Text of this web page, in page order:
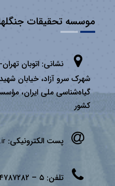
موسسه تحقیقات
نشانی: اتوبان
شهرک سرو آزاد، خیابان
گیاه‌شناسی ملی ایران،
كشور
پست الکترونیکی:
تلفن: ۵ – ۴۴۷۸۷۲۸۲ – ۰۲۱